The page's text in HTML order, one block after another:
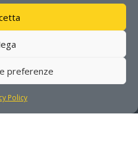
preferenze
Policy
c/o Campus